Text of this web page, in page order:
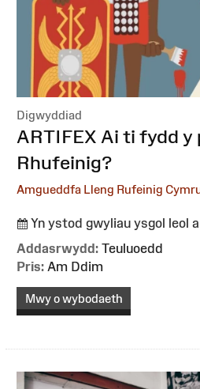
Digwyddiad
:ARTIFEX Ai ti fydd
Rhufeinig?
Amgueddfa Lleng Rufeinig
Yn ystod gwyliau ysgol leol
Addasrwydd: Teuluoedd
Pris: Am Ddim
Mwy o wybodaeth